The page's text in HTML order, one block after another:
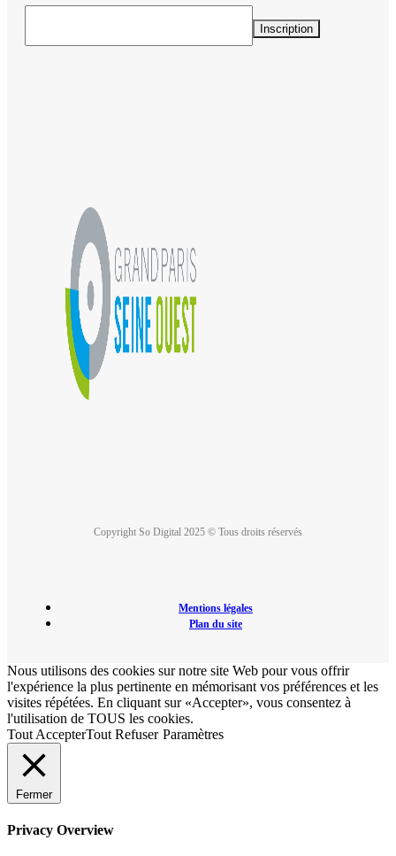
Copyright So Digital 2025 © Tous droits réservés
Mentions légales
Plan du site
Nous utilisons des cookies sur notre site Web pour vous offrir
l'expérience la plus pertinente en mémorisant vos préférences et les
visites répétées. En cliquant sur «Accepter», vous consentez à
l'utilisation de TOUS les cookies.
Tout AccepterTout Refuser Paramètres
Fermer
Privacy Overview